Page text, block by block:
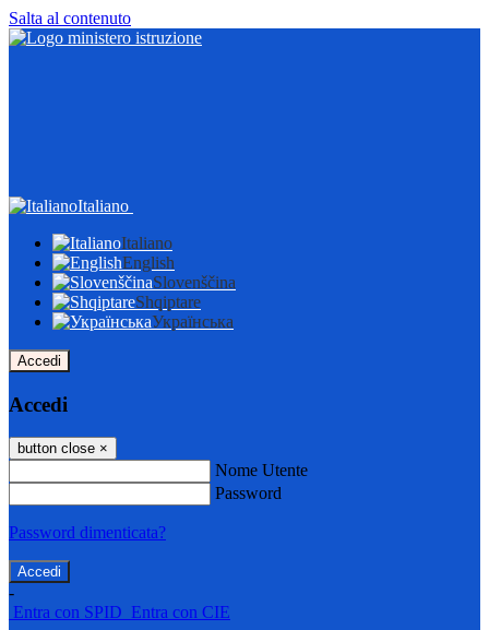
Salta al contenuto
Italiano
Italiano
English
Slovenščina
Shqiptare
Українська
Accedi
Accedi
button close ×
Nome Utente
Password
Password dimenticata?
-
Entra con SPID Entra con CIE